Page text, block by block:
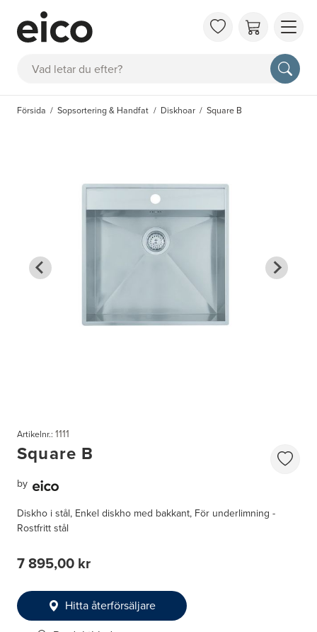
Sök
OM
FAQ
Försida Sopsortering & Handfat Diskhoar Square B
Artikelnr.: 1111
Square B
by
Diskho i stål, Enkel diskho med bakkant, För underlimning -
Rostfritt stål
7 895,00 kr
Hitta återförsäljare